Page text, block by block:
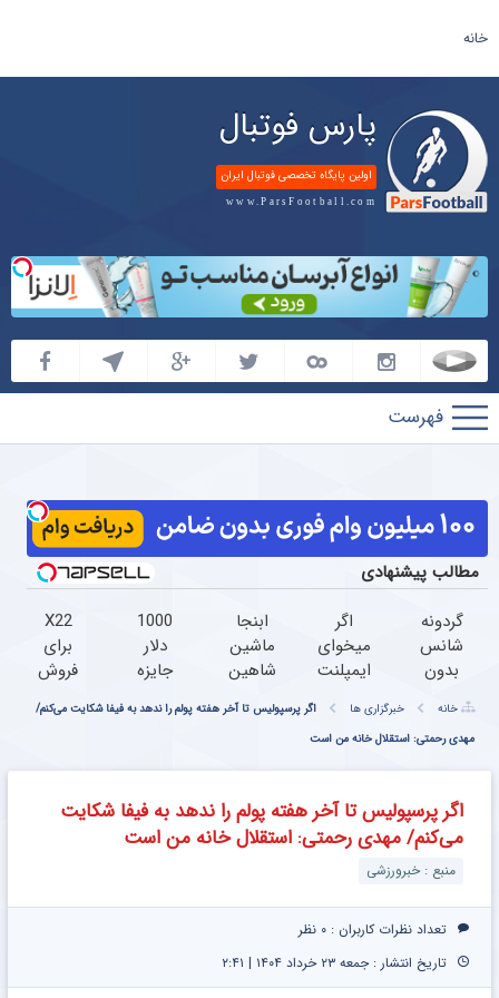
خانه
پارس فوتبال
اولین پایگاه تخصصی فوتبال ایران
www.ParsFootball.com
پارس
فوتبال
مطالب پیشنهادی
گردونه
شانس
بدون
PS5 تا
آیفون17
و بیت
کوین
اگر
میخوای
ایمپلنت
الان
وقتشه |
فقط با
۲۵
میلیون
تومان!!!
ابنجا
ماشین
شاهین
خودتو
سریع
راحت
1000
دلار
جایزه
رو
X22
برای
فروش
داری؟
اینجا
سریع
خانه خبرگزاری ها
اگر پرسپولیس تا آخر هفته پولم را ندهد به فیفا شکایت می‌کنم/
مهدی رحمتی: استقلال خانه من است
اگر پرسپولیس تا آخر هفته پولم را ندهد به فیفا شکایت
می‌کنم/ مهدی رحمتی: استقلال خانه من است
منبع : خبرورزشی
تعداد نظرات کاربران : ۰ نظر
تاریخ انتشار : جمعه ۲۳ خرداد ۱۴۰۴ | ۲:۴۱